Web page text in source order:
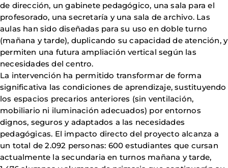
de dirección, un gabinete pedagógico, una sala para el
profesorado, una secretaría y una sala de archivo. Las
aulas han sido diseñadas para su uso en doble turno
(mañana y tarde), duplicando su capacidad de atención, y
permiten una futura ampliación vertical según las
necesidades del centro.
La intervención ha permitido transformar de forma
significativa las condiciones de aprendizaje, sustituyendo
los espacios precarios anteriores (sin ventilación,
mobiliario ni iluminación adecuados) por entornos
dignos, seguros y adaptados a las necesidades
pedagógicas. El impacto directo del proyecto alcanza a
un total de 2.092 personas: 600 estudiantes que cursan
actualmente la secundaria en turnos mañana y tarde,